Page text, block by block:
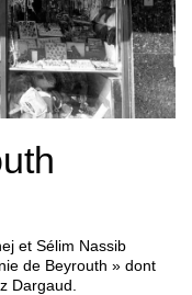
et Sélim Nassib
de Beyrouth » dont
Dargaud.